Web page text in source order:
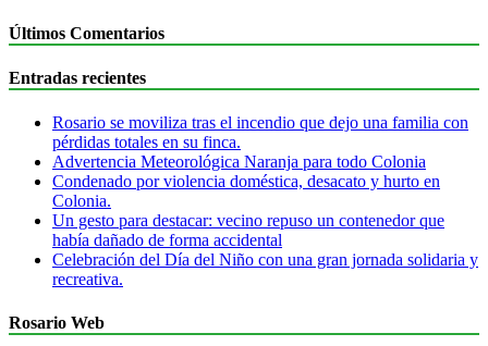
Últimos Comentarios
Entradas recientes
Rosario se moviliza tras el incendio que dejo una familia con
pérdidas totales en su finca.
Advertencia Meteorológica Naranja para todo Colonia
Condenado por violencia doméstica, desacato y hurto en
Colonia.
Un gesto para destacar: vecino repuso un contenedor que
había dañado de forma accidental
Celebración del Día del Niño con una gran jornada solidaria y
recreativa.
Rosario Web